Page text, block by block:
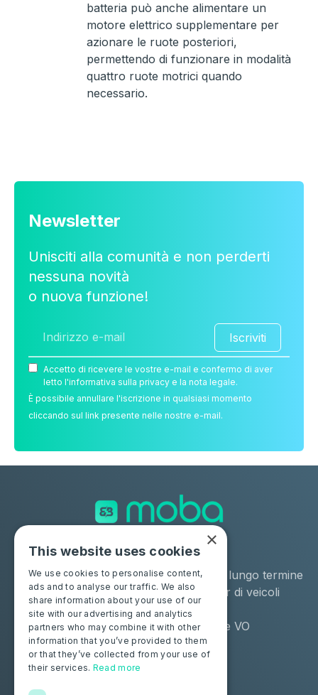
batteria può anche alimentare un
motore elettrico supplementare per
azionare le ruote posteriori,
permettendo di funzionare in modalità
quattro ruote motrici quando
necessario.
Newsletter
Unisciti alla comunità e non perderti
nessuna novità
o nuova funzione!
Iscriviti
Accetto di ricevere le vostre e-mail e confermo di aver
letto l'informativa sulla privacy e la nota legale.
È possibile annullare l'iscrizione in qualsiasi momento
cliccando sul link presente nelle nostre e-mail.
Soluzioni
Negozio
Moba Certify Pro
Industrie
Noleggio a lungo termine
Remarketer di veicoli
usati
Distributore VO
Privati Risorse
×
This website uses cookies
We use cookies to personalise content,
ads and to analyse our traffic. We also
share information about your use of our
site with our advertising and analytics
partners who may combine it with other
information that you’ve provided to them
or that they’ve collected from your use of
their services. Read more